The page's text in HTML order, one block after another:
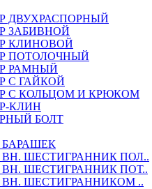
ДВУХРАСПОРНЫЙ
ЗАБИВНОЙ
КЛИНОВОЙ
ПОТОЛОЧНЫЙ
РАМНЫЙ
С ГАЙКОЙ
С КОЛЬЦОМ И КРЮКОМ
КЛИН
БОЛТ
ШЕСТИГРАННИК ПОЛ..
ШЕСТИГРАННИК ПОТ..
ШЕСТИГРАННИКОМ ..